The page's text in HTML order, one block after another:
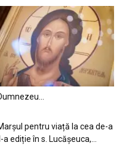
pentru viață la cea de-a
II-a ediție în s. Lucășeuca,...